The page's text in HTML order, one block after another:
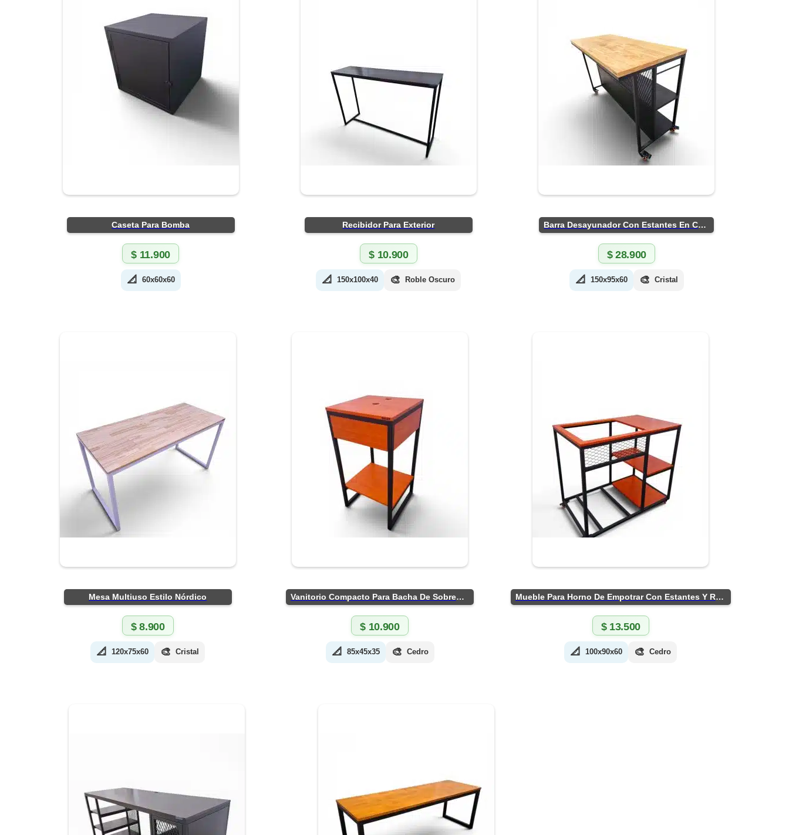
Caseta Para Bomba
$ 11.900
📐 60x60x60
Recibidor Para Exterior
$10.900
📐 150x100x40 🎨 Roble Oscuro
Barra Desayunador Con Estantes En Chapa
$28.900
📐 150x95x60 🎨 Cristal
Mesa Multiuso Estilo Nórdico
$8.900
📐 120x75x60 🎨 Cristal
Vanitorio Compacto Para Bacha De Sobreponer
$10.900
📐 85x45x35 🎨 Cedro
Mueble Para Horno De Empotrar Con Estantes Y Ruedas
$13.500
📐 100x90x60 🎨 Cedro